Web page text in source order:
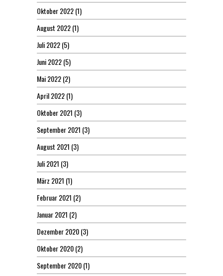
Oktober 2022(1)
August 2022(1)
Juli 2022(5)
Juni 2022(5)
Mai 2022(2)
April 2022(1)
Oktober 2021 (3)
September 2021 (3)
August 2021 (3)
Juli 2021 (3)
März 2021 (1)
Februar 2021 (2)
Januar 2021 (2)
Dezember 2020(3)
Oktober 2020(2)
September 2020(1)